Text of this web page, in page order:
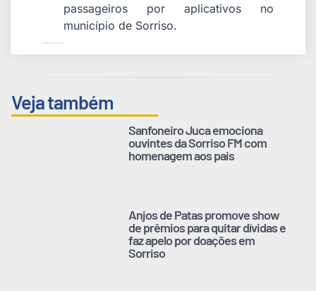
passageiros por aplicativos no
município de Sorriso.
Veja também
Sanfoneiro Juca emociona
ouvintes da Sorriso FM com
homenagem aos pais
Anjos de Patas promove show
de prêmios para quitar dívidas e
faz apelo por doações em
Sorriso